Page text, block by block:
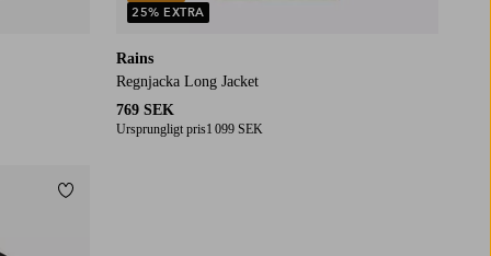
Rains
Regnjacka Long Jacket
769 SEK
Ursprungligt pris1 099 SEK
25% EXTRA
Lägg till i favoriter